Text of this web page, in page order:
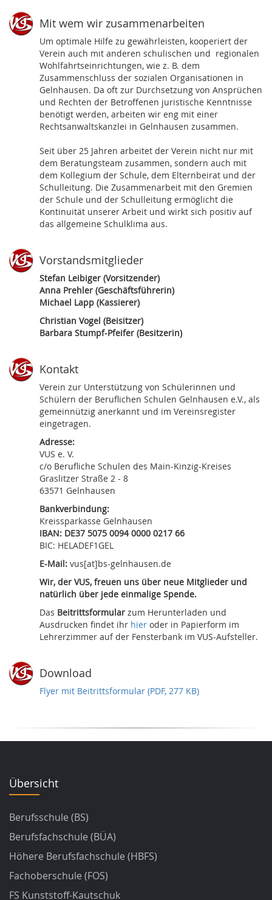
Mit wem wir zusammenarbeiten
Um optimale Hilfe zu gewährleisten, kooperiert der
Verein auch mit anderen schulischen und regionalen
Wohlfahrtseinrichtungen, wie z. B. dem
Zusammenschluss der sozialen Organisationen in
Gelnhausen. Da oft zur Durchsetzung von Ansprüchen
und Rechten der Betroffenen juristische Kenntnisse
benötigt werden, arbeiten wir eng mit einer
Rechtsanwaltskanzlei in Gelnhausen zusammen.
Seit über 25 Jahren arbeitet der Verein nicht nur mit
dem Beratungsteam zusammen, sondern auch mit
dem Kollegium der Schule, dem Elternbeirat und der
Schulleitung. Die Zusammenarbeit mit den Gremien
der Schule und der Schulleitung ermöglicht die
Kontinuität unserer Arbeit und wirkt sich positiv auf
das allgemeine Schulklima aus.
Vorstandsmitglieder
Stefan Leibiger (Vorsitzender)
Anna Prehler (Geschäftsführerin)
Michael Lapp (Kassierer)
Christian Vogel (Beisitzer)
Barbara Stumpf-Pfeifer (Besitzerin)
Kontakt
Verein zur Unterstützung von Schülerinnen und
Schülern der Beruflichen Schulen Gelnhausen e.V., als
gemeinnützig anerkannt und im Vereinsregister
eingetragen.
Adresse:
VUS e. V.
c/o Berufliche Schulen des Main-Kinzig-Kreises
Graslitzer Straße 2 - 8
63571 Gelnhausen
Bankverbindung:
Kreissparkasse Gelnhausen
IBAN: DE37 5075 0094 0000 0217 66
BIC: HELADEF1GEL
E-Mail: vus[at]bs-gelnhausen.de
Wir, der VUS, freuen uns über neue Mitglieder und
natürlich über jede einmalige Spende.
Das Beitrittsformular zum Herunterladen und
Ausdrucken findet ihr hier oder in Papierform im
Lehrerzimmer auf der Fensterbank im VUS-Aufsteller.
Download
Flyer mit Beitrittsformular (PDF, 277 KB)
Übersicht
Berufsschule (BS)
Berufsfachschule (BÜA)
Höhere Berufsfachschule (HBFS)
Fachoberschule (FOS)
FS Kunststoff-Kautschuk